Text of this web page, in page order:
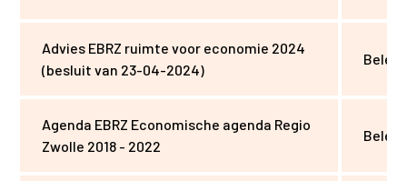
Advies EBRZ ruimte voor economie 2024
(besluit van 23-04-2024)
Agenda EBRZ Economische agenda Regio
Zwolle 2018 - 2022